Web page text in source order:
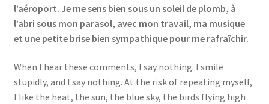
l’aéroport. Je me sens bien sous un soleil de plomb, à
l’abri sous mon parasol, avec mon travail, ma musique
et une petite brise bien sympathique pour me rafraîchir.
When I hear these comments, I say nothing. I smile
stupidly, and I say nothing. At the risk of repeating myself,
I like the heat, the sun, the blue sky, the birds flying high